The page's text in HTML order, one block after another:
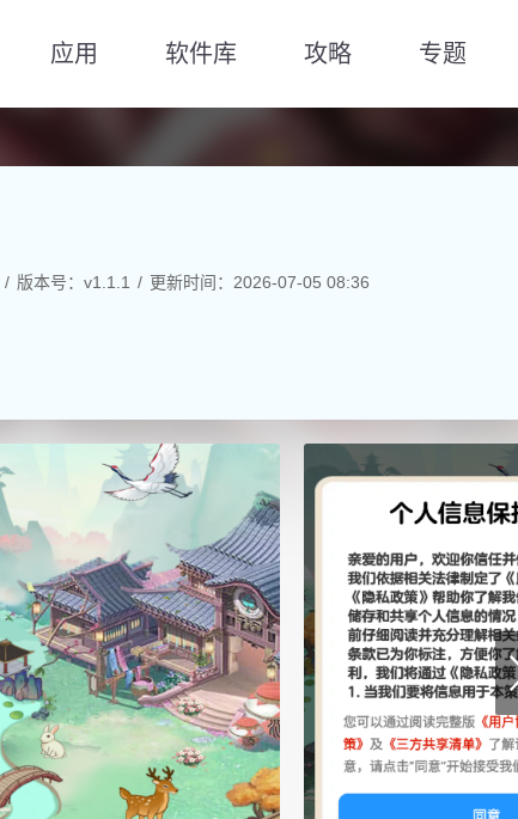
应用 软件库 攻略 专题
版本号：v1.1.1 更新时间：2026-07-05 08:36